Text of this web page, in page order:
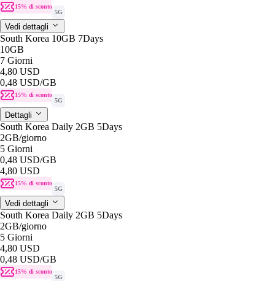
15% di sconto
5G
Vedi dettagli
South Korea 10GB 7Days
10GB
7 Giorni
4,80 USD
0,48 USD/GB
15% di sconto
5G
Dettagli
South Korea Daily 2GB 5Days
2GB/giorno
5 Giorni
0,48 USD/GB
4,80 USD
15% di sconto
5G
Vedi dettagli
South Korea Daily 2GB 5Days
2GB/giorno
5 Giorni
4,80 USD
0,48 USD/GB
15% di sconto
5G